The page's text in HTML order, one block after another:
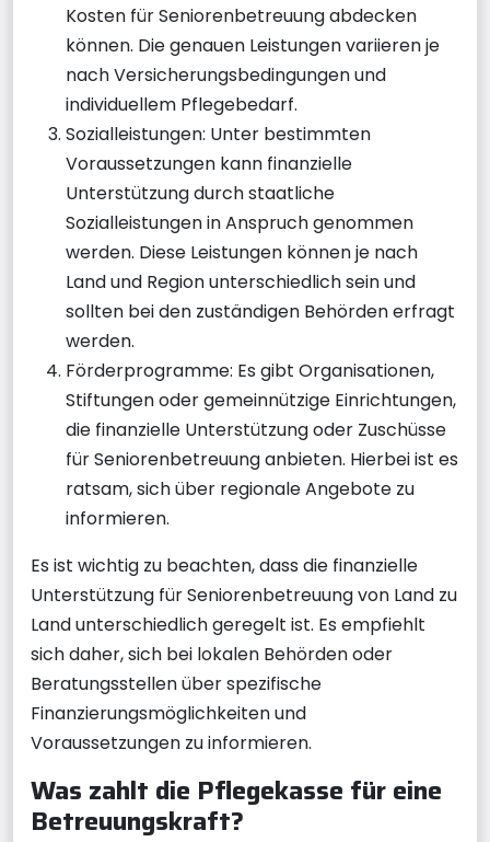
Kosten für Seniorenbetreuung abdecken
können. Die genauen Leistungen variieren je
nach Versicherungsbedingungen und
individuellem Pflegebedarf.
Sozialleistungen: Unter bestimmten
Voraussetzungen kann finanzielle
Unterstützung durch staatliche
Sozialleistungen in Anspruch genommen
werden. Diese Leistungen können je nach
Land und Region unterschiedlich sein und
sollten bei den zuständigen Behörden erfragt
werden.
Förderprogramme: Es gibt Organisationen,
Stiftungen oder gemeinnützige Einrichtungen,
die finanzielle Unterstützung oder Zuschüsse
für Seniorenbetreuung anbieten. Hierbei ist es
ratsam, sich über regionale Angebote zu
informieren.
Es ist wichtig zu beachten, dass die finanzielle
Unterstützung für Seniorenbetreuung von Land zu
Land unterschiedlich geregelt ist. Es empfiehlt
sich daher, sich bei lokalen Behörden oder
Beratungsstellen über spezifische
Finanzierungsmöglichkeiten und
Voraussetzungen zu informieren.
Was zahlt die Pflegekasse für eine
Betreuungskraft?